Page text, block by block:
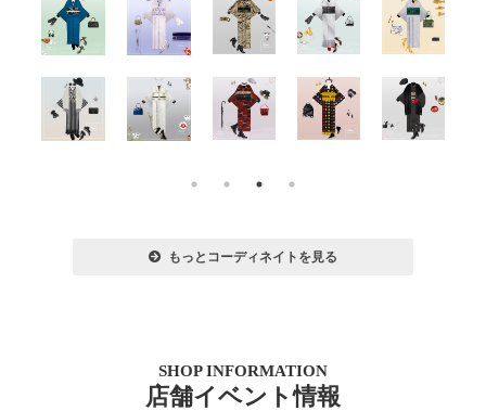
もっとコーディネイトを見る
SHOP INFORMATION
店舗イベント情報